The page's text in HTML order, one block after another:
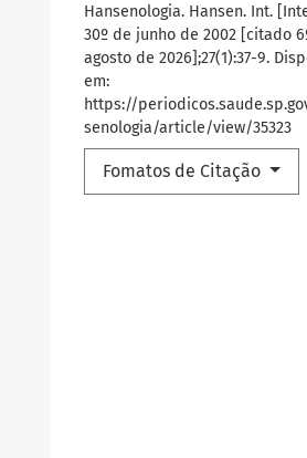
Hansenologia. Hansen. Int.
30º de junho de 2002 [citado
agosto de 2026];27(1):37-9.
em:
https://
senologia/article/view/35323
Fomatos de Citação